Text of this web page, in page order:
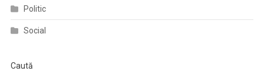
Politic
Social
Caută